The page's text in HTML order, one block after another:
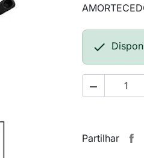


Partilhar